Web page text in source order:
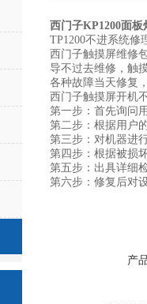
西门子KP1200面
TP1200不进系统修
西门子触摸屏维修
导不过去维修，触
各种故障当天修复
西门子触摸屏开机
第一步：首先询问
第二步：根据用户
第三步：对机器进
第四步：根据被损
第五步：出具详细
第六步：修复后对
产